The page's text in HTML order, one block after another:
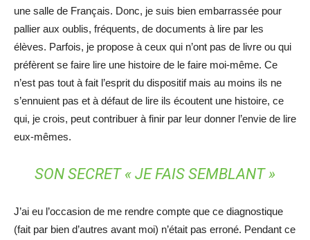
une salle de Français. Donc, je suis bien embarrassée pour
pallier aux oublis, fréquents, de documents à lire par les
élèves. Parfois, je propose à ceux qui n’ont pas de livre ou qui
préfèrent se faire lire une histoire de le faire moi-même. Ce
n’est pas tout à fait l’esprit du dispositif mais au moins ils ne
s’ennuient pas et à défaut de lire ils écoutent une histoire, ce
qui, je crois, peut contribuer à finir par leur donner l’envie de lire
eux-mêmes.
SON SECRET « JE FAIS SEMBLANT»
J’ai eu l’occasion de me rendre compte que ce diagnostique
(fait par bien d’autres avant moi) n’était pas erroné. Pendant ce